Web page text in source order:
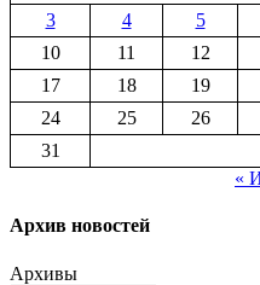
3
4 5
10
11 12
17
18 19
24
25 26
31
«
Архив новостей
Архивы